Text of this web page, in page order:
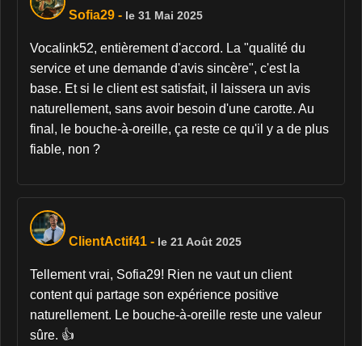
Sofia29 - le 31 Mai 2025
Vocalink52, entièrement d'accord. La "qualité du
service et une demande d'avis sincère", c'est la
base. Et si le client est satisfait, il laissera un avis
naturellement, sans avoir besoin d'une carotte. Au
final, le bouche-à-oreille, ça reste ce qu'il y a de plus
fiable, non ?
ClientActif41 - le 21 Août 2025
Tellement vrai, Sofia29! Rien ne vaut un client
content qui partage son expérience positive
naturellement. Le bouche-à-oreille reste une valeur
sûre. 👍